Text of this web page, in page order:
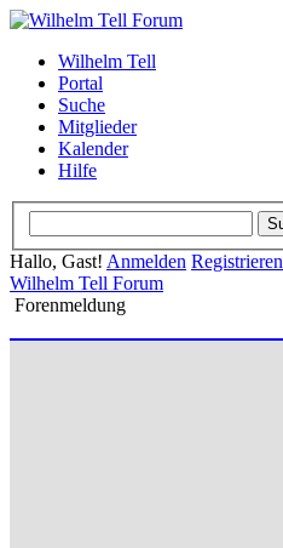
Wilhelm Tell
Portal
Suche
Mitglieder
Kalender
Hilfe
Hallo, Gast! Anmelden Registrieren
Wilhelm Tell Forum
Forenmeldung